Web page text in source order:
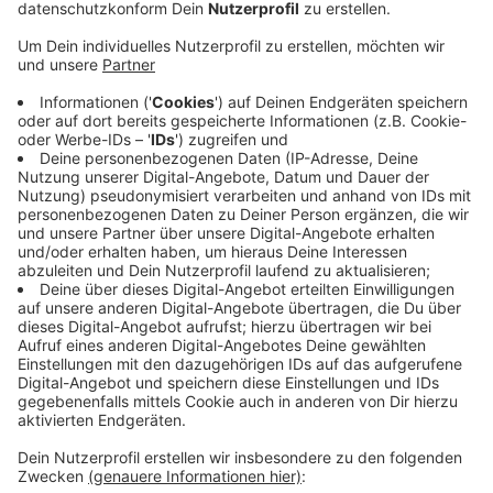
Anzeige
Im Ruhrgebiet fallen mehrere Verbindungen nach dem
Abellio-Aus in den kommenden Wochen teilweise
komplett aus – unter anderem, weil Personal fehlt und
Züge gewartet werden müssen. Deshalb gibt es
Übergangsfahrpläne. Der RE1 ist davon erstmal nicht
betroffen.
Laut neuem Betreiber National Express ist allerdings
unklar, wie viele Abellio-Mitarbeiter Interesse haben
übernommen zu werden. Je nachdem könnte es in den
kommenden Wochen doch noch zu einem Engpass
kommen.
Anzeige